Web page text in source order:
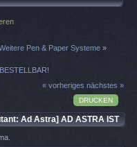
Pen & Paper Systeme »
« vorheriges nächstes »
DRUCKEN
Ad Astra] AD ASTRA IST